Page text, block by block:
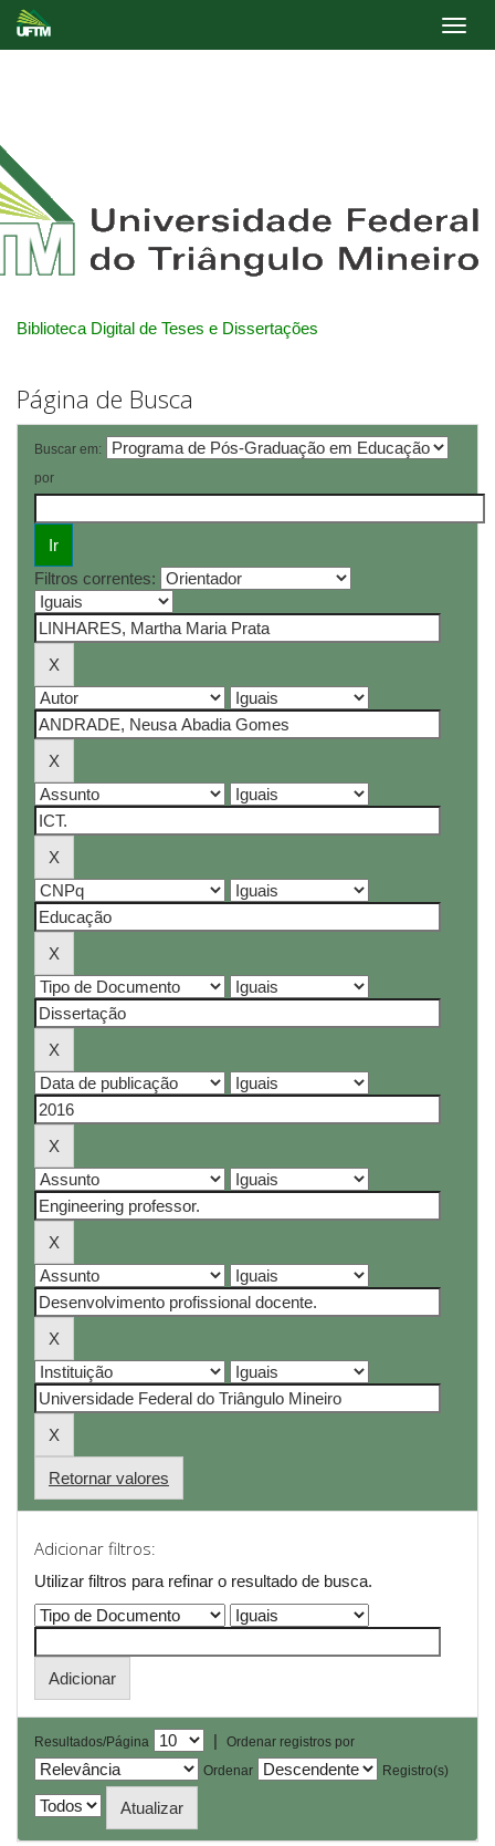
Biblioteca Digital de Teses e Dissertações
Página de Busca
Buscar em:
por
Filtros correntes:
Retornar valores
Adicionar filtros:
Utilizar filtros para refinar o resultado de busca.
Resultados/Página |
Ordenar registros por
Ordenar
Registro(s)